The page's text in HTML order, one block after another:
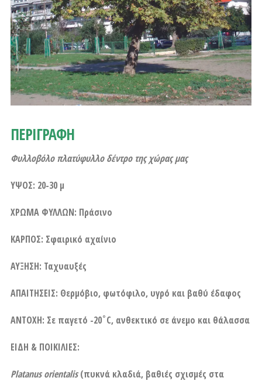
ΠΕΡΙΓΡΑΦΗ
Φυλλοβόλο πλατύφυλλο δέντρο της χώρας μας
ΥΨΟΣ: 20-30 μ
ΧΡΩΜΑ ΦΥΛΛΩΝ: Πράσινο
ΚΑΡΠΟΣ: Σφαιρικό αχαίνιο
ΑΥΞΗΣΗ: Ταχυαυξές
ΑΠΑΙΤΗΣΕΙΣ: Θερμόβιο, φωτόφιλο, υγρό και βαθύ έδαφος
ΑΝΤΟΧΗ: Σε παγετό -20˚C, ανθεκτικό σε άνεμο και θάλασσα
ΕΙΔΗ & ΠΟΙΚΙΛΙΕΣ:
Platanus orientalis(πυκνά κλαδιά, βαθιές σχισμές στα